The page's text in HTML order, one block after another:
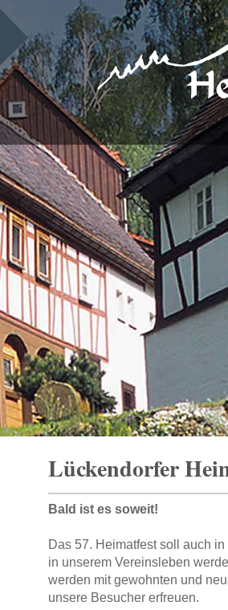
Lückendorfer
Bald ist es soweit!
Das 57. Heimatfest soll auch
in unserem Vereinsleben
werden mit gewohnten und
unsere Besucher erfreuen.